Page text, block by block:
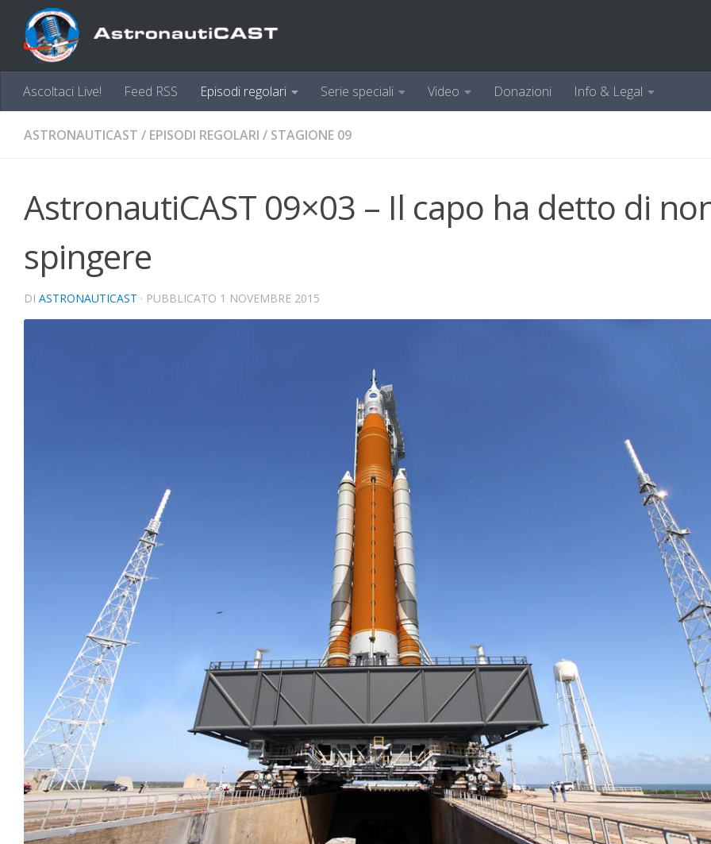
Sotto il contenuto
Ascoltaci Live! Feed RSS Episodi regolari Serie speciali Video Donazioni Info & Legal
ASTRONAUTICAST / EPISODI REGOLARI / STAGIONE 09
AstronautiCAST 09×03 – Il capo ha detto di
spingere
DI ASTRONAUTICAST · PUBBLICATO 1 NOVEMBRE 2015